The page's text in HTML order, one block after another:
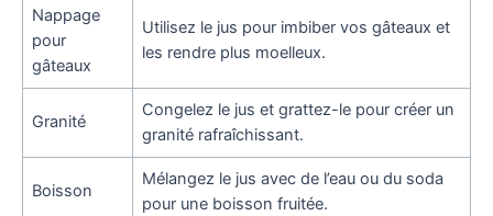
Nappage
pour
gâteaux
Utilisez le jus pour imbiber vos gâteaux et
les rendre plus moelleux.
Granité
Congelez le jus et grattez-le pour créer un
granité rafraîchissant.
Boisson
Mélangez le jus avec de l’eau ou du soda
pour une boisson fruitée.